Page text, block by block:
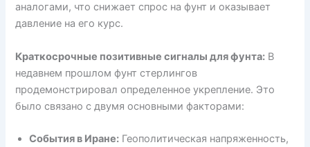
аналогами, что снижает спрос на фунт и оказывает
давление на его курс.
Краткосрочные позитивные сигналы для фунта: В
недавнем прошлом фунт стерлингов
продемонстрировал определенное укрепление. Это
было связано с двумя основными факторами:
События в Иране: Геополитическая напряженность,